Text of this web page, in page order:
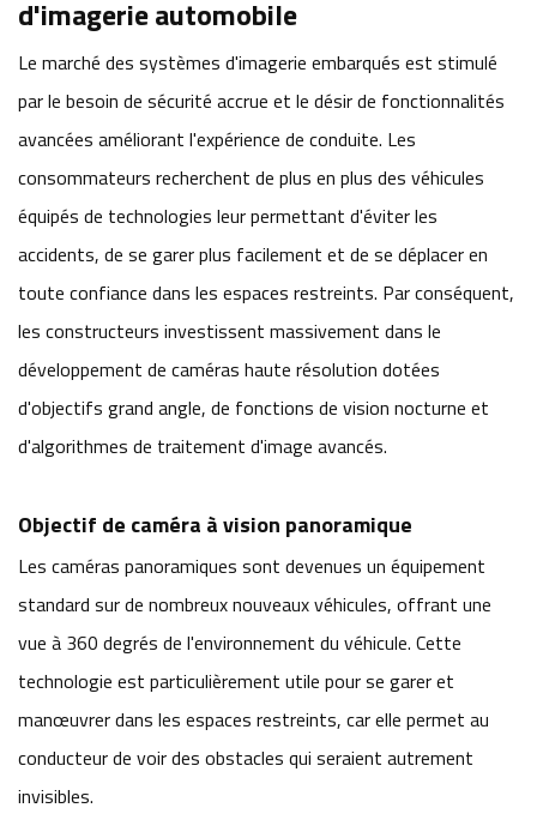
d'imagerie automobile
Le marché des systèmes d'imagerie embarqués est stimulé
par le besoin de sécurité accrue et le désir de fonctionnalités
avancées améliorant l'expérience de conduite. Les
consommateurs recherchent de plus en plus des véhicules
équipés de technologies leur permettant d'éviter les
accidents, de se garer plus facilement et de se déplacer en
toute confiance dans les espaces restreints. Par conséquent,
les constructeurs investissent massivement dans le
développement de caméras haute résolution dotées
d'objectifs grand angle, de fonctions de vision nocturne et
d'algorithmes de traitement d'image avancés.
Objectif de caméra à vision panoramique
Les caméras panoramiques sont devenues un équipement
standard sur de nombreux nouveaux véhicules, offrant une
vue à 360 degrés de l'environnement du véhicule. Cette
technologie est particulièrement utile pour se garer et
manœuvrer dans les espaces restreints, car elle permet au
conducteur de voir des obstacles qui seraient autrement
invisibles.